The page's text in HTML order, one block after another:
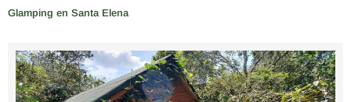
Glamping en Santa Elena